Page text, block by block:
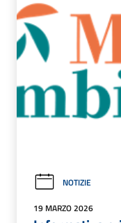
NOTIZIE
19 MARZO 2026